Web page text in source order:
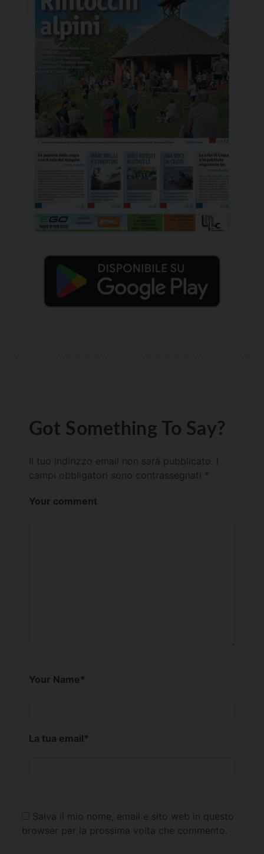
Got Something To Say?
Il tuo indirizzo email non sarà pubblicato.
campi obbligatori sono contrassegnati *
Your comment
Your Name*
La tua email*
Salva il mio nome, email e sito web in questo
browser per la prossima volta che commento.